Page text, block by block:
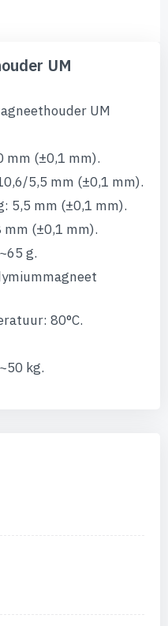
UM
UM
mm (±0,1 mm).
5,5 mm (±0,1 mm).
5,5 mm (±0,1 mm).
mm (±0,1 mm).
g.
80°C.
kg.